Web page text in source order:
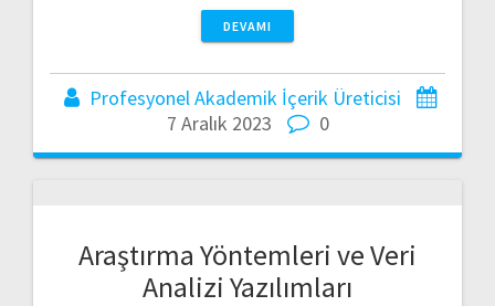
DEVAMI
Profesyonel Akademik İçerik Üreticisi
7 Aralık 2023
0
Araştırma Yöntemleri ve Veri
Analizi Yazılımları